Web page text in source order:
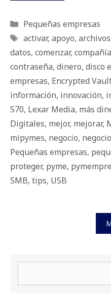
Categorías
Pequeñas empresas
Etiquetas
activar, apoyo, archivos
datos, comenzar,
contraseña, dinero, disco
empresas, Encrypted
información, innovación,
S70, Lexar Media, más
Digitales, mejor, mejorar,
mipymes, negocio,
Pequeñas empresas,
proteger, pyme,
SMB, tips, USB